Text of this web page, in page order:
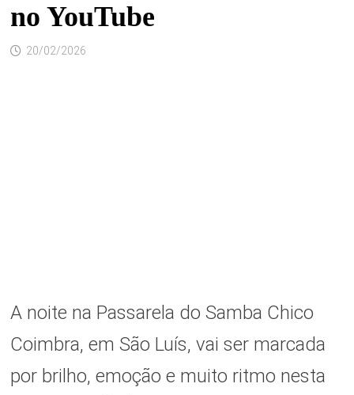
no YouTube
20/02/2026
A noite na Passarela do Samba Chico
Coimbra, em São Luís, vai ser marcada
por brilho, emoção e muito ritmo nesta